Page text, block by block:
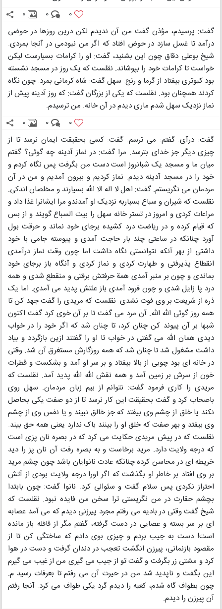
0
0
0
گفت: پرسیدم، مؤذن گفت من آن ندیدم لکن درین روزها در حوضی
درآمد تا غسل سازد در حوض افتاد که اگر من نبودمی در آنجا بمردی.
شیخ بوعلی دقاق چون این بشنید، گفت: او را کرامات بسیارست لیکن
خواست تا کرامات خود را بپوشاند. نقلست که یک روز در مسجد نشسته
بود کبوتری بیفتاد از گرما و رنج. سهل گفت: شاه کرمانی بمرد. چون نگاه
کردند همچنان بود. نقلست که یکی از بزرگان گفت: که روز آدینه پیش از
نماز نزدیک سهل شدم ماری دیدم در آن خانه. من ترسیدم.
0
0
0
گفت: درآی. گفتم: می ترسم. گفت: کسی بحقیقت ایمان نرسد تا از
چیزی دیگر جز خدای بترسد. مرا گفت: در نماز آدینه چه گوئی؟ گفتم
میان ما و مسجد یک شبانروز است دست من بگرفت پس نگاه کردم و
خود را در مسجد آدینه دیدم. نماز کردیم و بیرون آمدیم و من در آن
مردمان می نگریستم. گفت: اهل لا اله الا الله بسیارند و مخلصان اندکی.
نقلست که شیران و سباع بسیاربه نزدیک او آمدندو مرا ایشانرا غذا داد و
مراعات کردی و امروز در تستر خانه سهل را بیت السباع گویند و از بس
که قیام کرده و در ریاضت درد کشیده برجای خود نماند و حرقت بول
آورد چنانکه در ساعتی چند بار حاجت آمدی و پیوسته جامی با خود
داشتی از بهر آنکه نتوانستی نگاه داشت اما چون وقت نماز درآمدی
انقطاع پذیرفتی و طهارت کردی و نماز کردی و آنگاه باز برجای خود
بماندی و چون بر منبر آمدی همة حرفتش برفتی و منقطع شدی و همه
درد پا زایل شدی و چون فرود آمدی باز علتش پدید می آمدی. اما یک
ذره از شریعت بر وی فوت نشدی. نقلست که مریدی را گفت جهد کن تا
همه روز گوئی الله الله. آن مرد می گفت تا بر آن خوی کرد گفت اکنون
شبها بر آن پیوند کن چنان کرد، تا چنان شد که اگر خود را در خواب
دیدی همان الله می گفتی در خواب تا او را گفتند ازین بازگردد و بیاد
داشت مشغول شد تا چنان شد که همه روزگارش مستغرق آن شد. وقتی
در خانه ای بود چوبی از بالا بیفتاد و بر سر او آمد و بشکست و قطرات
خون از سرش بر زمین آمد و همه نقش الله الله پدید آمد. نقلست که
مریدی را کاری فرمود گفت: نتوانم از بیم زبان مردمان. سهل روی
باصحاب کرد و گفت بحقیقت این کار نرسد تا از دو صفت یکی بحاصل
نکند یا خلق از چشم وی بیفتد که جز خالق نبیند و یا نفس وی از چشم
وی بیفتد و بهر صفت که خلق او را بینند باک ندارد یعنی همه حق بیند.
نقلست که در پیش مریدی حکایت می کرد که در بصره نان پزی است
که درجه ولایت دارد. مرید برخاست و به بصره رفت آن نان پز را دید
خریطه ای در محاسن کرده چنانکه عادت نانوایان باشد چون چشم مرید
بر وی افتاد بر خاطر او بگذشت که اگر اورا درجه ولایت بودی از آتش
احتراز نکردی پس سلام گفت و سئوالی کرد. نانوا گفت: چون بابتدا
بچشم حقارت در من نگریستی ترا سخن من فایده نبود. نقلست که
شیخ گفت وقتی در بادیه می رفتم مجرد پیرزنی دیدم که می آمد عصابه
ای بر سر بسته و عصایی در دست گرفته، گفتم مگر از قافله باز مانده
است! دست به جیب بردم و چیزی بوی دادم که ساختگی کن تا از
مقصود بازنمانی، پیرزن انگشت تعجب در دندان گرفت و دست در هوا
کرد و مشتی زر بگرفت و گفت تو از جیب می گیری من از غیب می گیرم
این بگفت و ناپدید شد من در حیرت آن می رفتم تا بعرفات رسید م.
چون بطواف گاه شدم، کعبه را دیدم گرد یکی طواف می کرد. آنجا رفتم
آن پیرزن را دیدم.